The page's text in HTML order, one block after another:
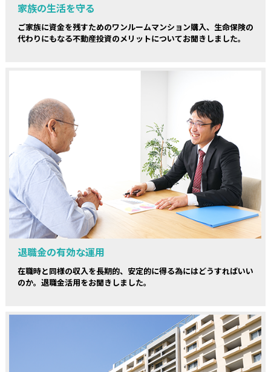
家族の生活を守る
ご家族に資金を残すためのワンルームマンション購入、生命保険の
代わりにもなる不動産投資のメリットについてお聞きしました。
退職金の有効な運用
在職時と同様の収入を長期的、安定的に得る為にはどうすればいい
のか。退職金活用をお聞きしました。